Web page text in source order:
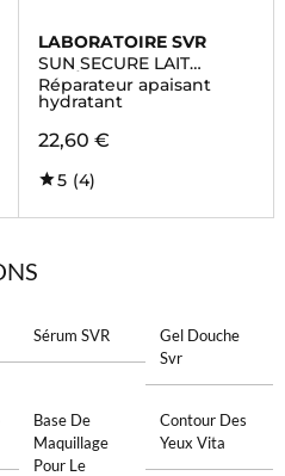
LABORATOIRE SVR
SUN SECURE LAIT
APRÈS-SOLEIL
Réparateur apaisant
hydratant
22,60 €
5 (4)
Sérum SVR
Gel Douche
Svr
Base De
Maquillage
Pour Le
Contour Des
Yeux Vita